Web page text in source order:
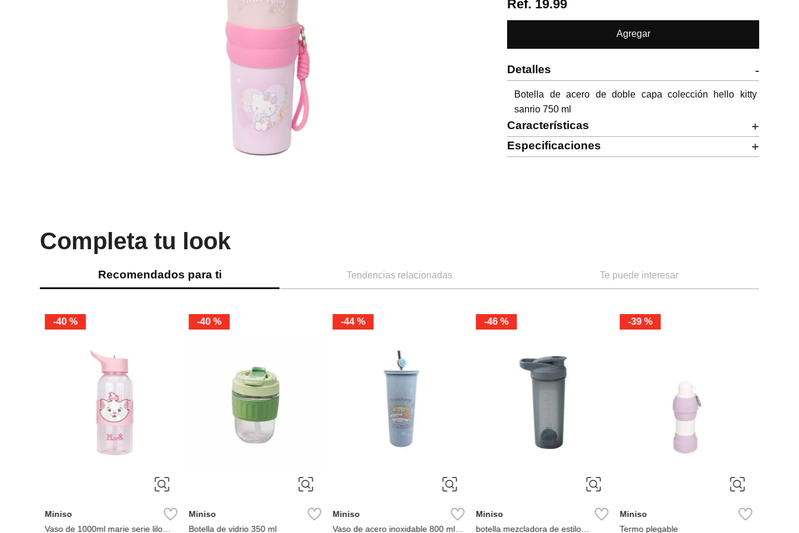
Ref. 19.99
Agregar
Detalles -
Botella de acero de doble capa colección hello kitty
sanrio 750 ml
Características +
Especificaciones +
Completa tu look
Recomendados para ti Tendencias relacionadas Te puede interesar
-40 %
Miniso
Vaso de 1000ml marie serie lilo
-40 %
Miniso
Botella de vidrio 350 ml
-44 %
Miniso
Vaso de acero inoxidable 800 ml
-46 %
Miniso
botella mezcladora de estilo
-39 %
Miniso
Termo plegable